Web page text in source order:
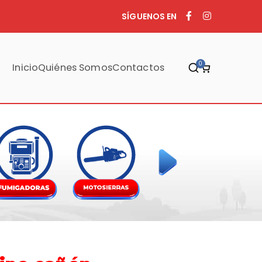
SÍGUENOS EN
InicioQuiénes SomosContactos 0